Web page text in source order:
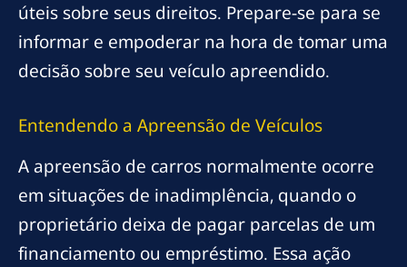
úteis sobre seus direitos. Prepare-se para se
informar e empoderar na hora de tomar uma
decisão sobre seu veículo apreendido.
Entendendo a Apreensão de Veículos
A apreensão de carros normalmente ocorre
em situações de inadimplência, quando o
proprietário deixa de pagar parcelas de um
financiamento ou empréstimo. Essa ação